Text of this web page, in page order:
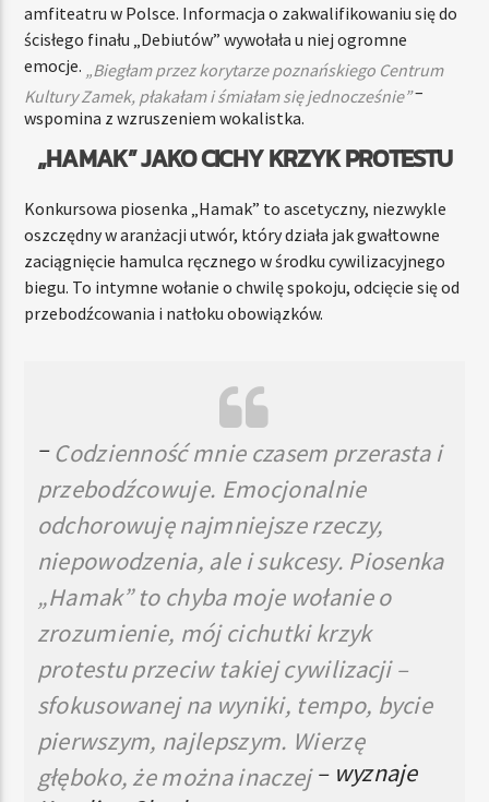
amfiteatru w Polsce. Informacja o zakwalifikowaniu się do
ścisłego finału „Debiutów” wywołała u niej ogromne
emocje. „Biegłam przez korytarze poznańskiego Centrum
Kultury Zamek, płakałam i śmiałam się jednocześnie”–
wspomina z wzruszeniem wokalistka.
„HAMAK” JAKO CICHY KRZYK PROTESTU
Konkursowa piosenka „Hamak” to ascetyczny, niezwykle
oszczędny w aranżacji utwór, który działa jak gwałtowne
zaciągnięcie hamulca ręcznego w środku cywilizacyjnego
biegu. To intymne wołanie o chwilę spokoju, odcięcie się od
przebodźcowania i natłoku obowiązków.
–Codzienność mnie czasem przerasta i
przebodźcowuje. Emocjonalnie
odchorowuję najmniejsze rzeczy,
niepowodzenia, ale i sukcesy. Piosenka
„Hamak” to chyba moje wołanie o
zrozumienie, mój cichutki krzyk
protestu przeciw takiej cywilizacji –
sfokusowanej na wyniki, tempo, bycie
pierwszym, najlepszym. Wierzę
głęboko, że można inaczej– wyznaje